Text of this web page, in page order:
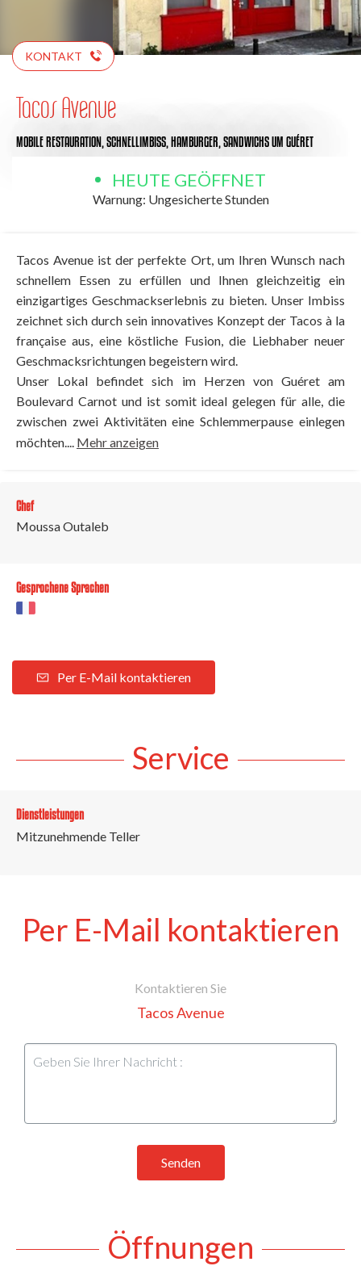
KONTAKT
Tacos Avenue
MOBILE RESTAURATION, SCHNELLIMBISS, HAMBURGER, SANDWICHSUM GUÉRET
HEUTE GEÖFFNET
Warnung: Ungesicherte Stunden
Tacos Avenue ist der perfekte Ort, um Ihren Wunsch nach
schnellem Essen zu erfüllen und Ihnen gleichzeitig ein
einzigartiges Geschmackserlebnis zu bieten. Unser Imbiss
zeichnet sich durch sein innovatives Konzept der Tacos à la
française aus, eine köstliche Fusion, die Liebhaber neuer
Geschmacksrichtungen begeistern wird.
Unser Lokal befindet sich im Herzen von Guéret am
Boulevard Carnot und ist somit ideal gelegen für alle, die
zwischen zwei Aktivitäten eine Schlemmerpause einlegen
möchten.... Mehr anzeigen
Chef
Moussa Outaleb
Gesprochene Sprachen
Per E-Mail kontaktieren
Service
Dienstleistungen
Mitzunehmende Teller
Per E-Mail kontaktieren
Kontaktieren Sie
Tacos Avenue
Senden
Öffnungen